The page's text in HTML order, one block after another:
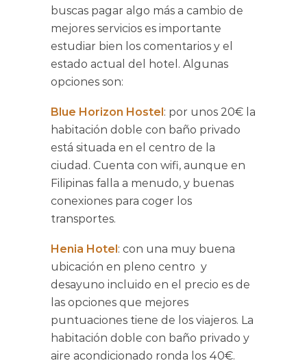
buscas pagar algo más a cambio de
mejores servicios es importante
estudiar bien los comentarios y el
estado actual del hotel. Algunas
opciones son:
Blue Horizon Hostel: por unos 20€ la
habitación doble con baño privado
está situada en el centro de la
ciudad. Cuenta con wifi, aunque en
Filipinas falla a menudo, y buenas
conexiones para coger los
transportes.
Henia Hotel: con una muy buena
ubicación en pleno centro y
desayuno incluido en el precio es de
las opciones que mejores
puntuaciones tiene de los viajeros. La
habitación doble con baño privado y
aire acondicionado ronda los 40€.